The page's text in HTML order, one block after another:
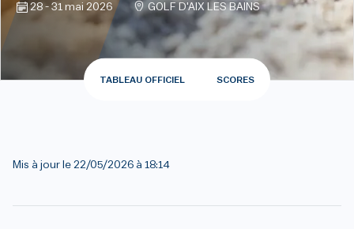
28 - 31 mai 2026 GOLF D'AIX LES BAINS
TABLEAU OFFICIEL SCORES
Mis à jour le 22/05/2026 à 18:14